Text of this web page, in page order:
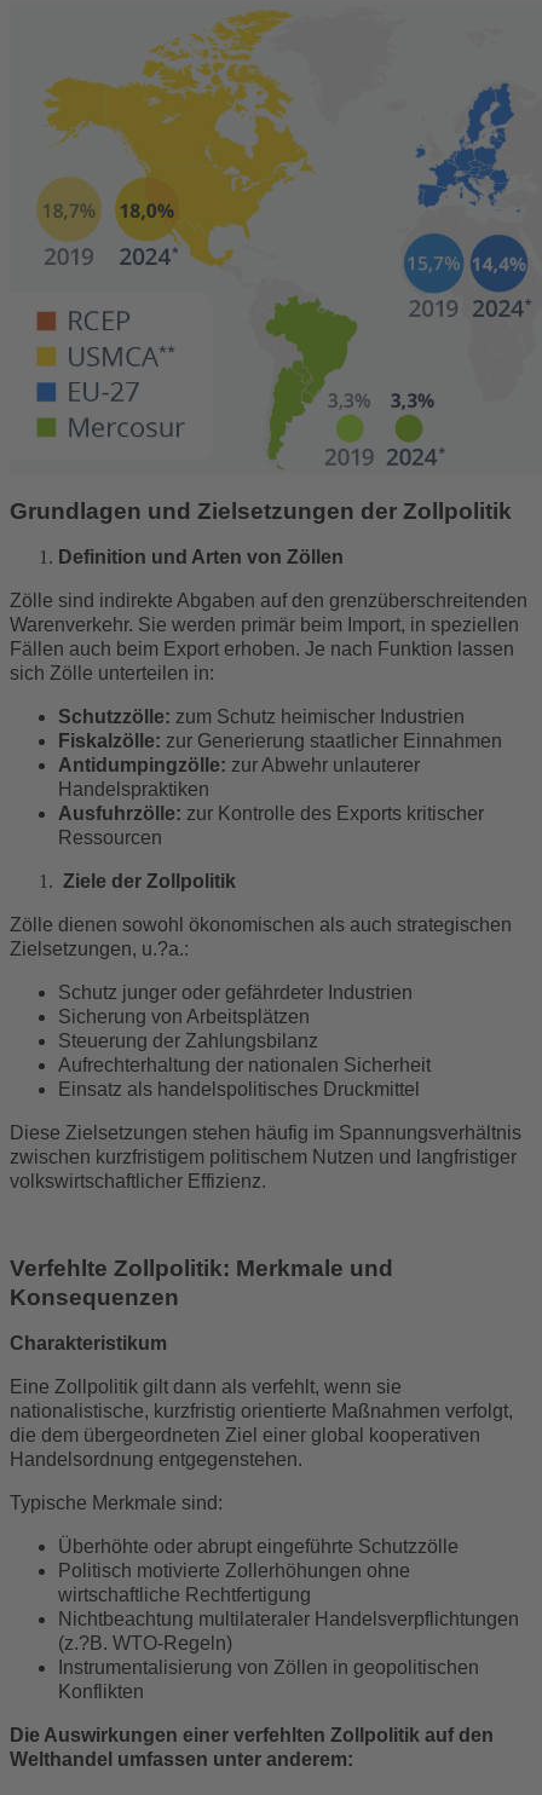
Grundlagen und Zielsetzungen der Zollpolitik
Definition und Arten von Zöllen
Zölle sind indirekte Abgaben auf den grenzüberschreitenden
Warenverkehr. Sie werden primär beim Import, in speziellen
Fällen auch beim Export erhoben. Je nach Funktion lassen
sich Zölle unterteilen in:
Schutzzölle: zum Schutz heimischer Industrien
Fiskalzölle: zur Generierung staatlicher Einnahmen
Antidumpingzölle: zur Abwehr unlauterer
Handelspraktiken
Ausfuhrzölle: zur Kontrolle des Exports kritischer
Ressourcen
Ziele der Zollpolitik
Zölle dienen sowohl ökonomischen als auch strategischen
Zielsetzungen, u.?a.:
Schutz junger oder gefährdeter Industrien
Sicherung von Arbeitsplätzen
Steuerung der Zahlungsbilanz
Aufrechterhaltung der nationalen Sicherheit
Einsatz als handelspolitisches Druckmittel
Diese Zielsetzungen stehen häufig im Spannungsverhältnis
zwischen kurzfristigem politischem Nutzen und langfristiger
volkswirtschaftlicher Effizienz.
Verfehlte Zollpolitik: Merkmale und
Konsequenzen
Charakteristikum
Eine Zollpolitik gilt dann als verfehlt, wenn sie
nationalistische, kurzfristig orientierte Maßnahmen verfolgt,
die dem übergeordneten Ziel einer global kooperativen
Handelsordnung entgegenstehen.
Typische Merkmale sind:
Überhöhte oder abrupt eingeführte Schutzzölle
Politisch motivierte Zollerhöhungen ohne
wirtschaftliche Rechtfertigung
Nichtbeachtung multilateraler Handelsverpflichtungen
(z.?B. WTO-Regeln)
Instrumentalisierung von Zöllen in geopolitischen
Konflikten
Die Auswirkungen einer verfehlten Zollpolitik auf den
Welthandel umfassen unter anderem: